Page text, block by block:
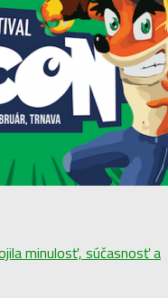
minulosť, súčasnosť a